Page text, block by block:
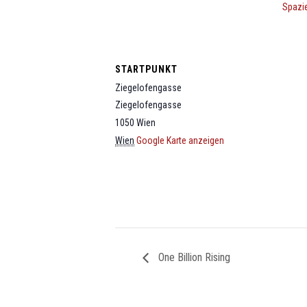
STARTPUNKT
Ziegelofengasse
Ziegelofengasse
1050 Wien
Wien Google Karte anzeigen
One Billion Rising